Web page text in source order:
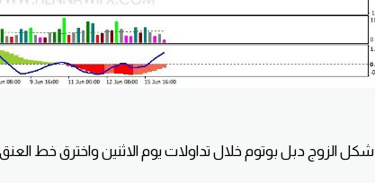
شكل الزوج دبل بوتوم خلال تداولات يوم الاثنين واخترق خط